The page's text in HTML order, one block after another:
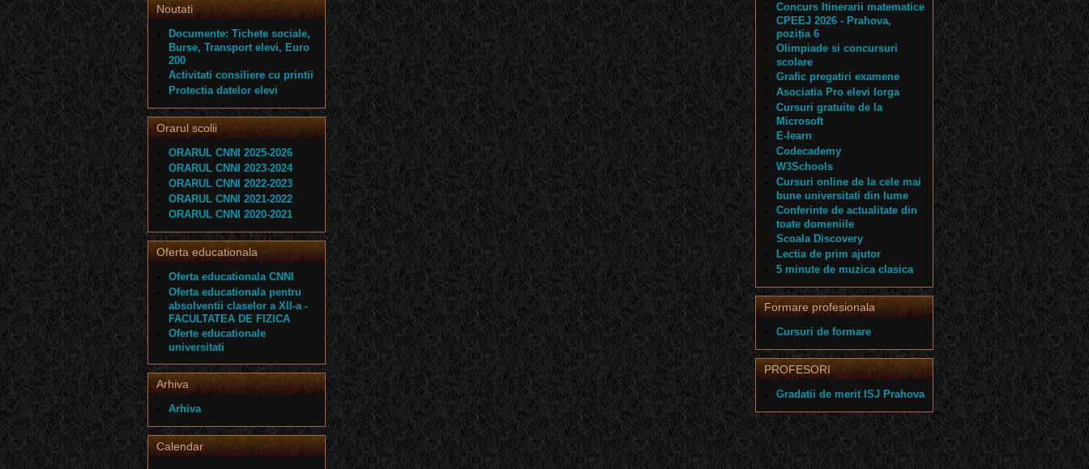
Noutati
Documente: Tichete sociale,
Burse, Transport elevi, Euro
200
Activitati consiliere cu printii
Protectia datelor elevi
Orarul scolii
ORARUL CNNI 2025-2026
ORARUL CNNI 2023-2024
ORARUL CNNI 2022-2023
ORARUL CNNI 2021-2022
ORARUL CNNI 2020-2021
Oferta educationala
Oferta educationala CNNI
Oferta educationala pentru
absolventii claselor a XII-a -
FACULTATEA DE FIZICA
Oferte educationale
universitati
Arhiva
Arhiva
Calendar
Concurs Itinerarii matematice
CPEEJ 2026 - Prahova,
poziția 6
Olimpiade si concursuri
scolare
Grafic pregatiri examene
Asociatia Pro elevi Iorga
Cursuri gratuite de la
Microsoft
E-learn
Codecademy
W3Schools
Cursuri online de la cele mai
bune universitati din lume
Conferinte de actualitate din
toate domeniile
Scoala Discovery
Lectia de prim ajutor
5 minute de muzica clasica
Formare profesionala
Cursuri de formare
PROFESORI
Gradatii de merit ISJ Prahova